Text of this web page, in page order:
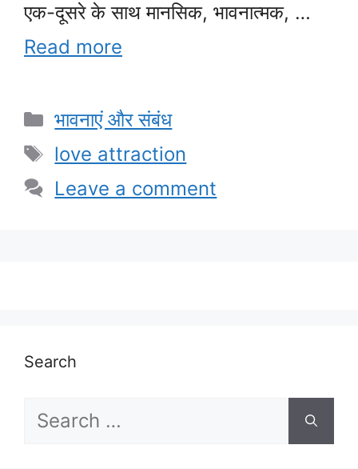
एक-दूसरे के साथ मानसिक, भावनात्मक, …
Read more
Categories
भावनाएं और संबंध
Tags
love attraction
Leave a comment
Search
Search